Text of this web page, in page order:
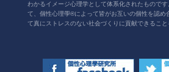
わかるイメージ心理学として体系化されたもので
て、個性心理學®によって皆がお互いの個性を認め
て真にストレスのない社会づくりに貢献できること